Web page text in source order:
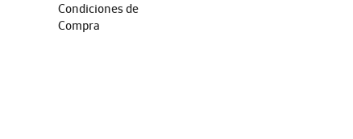
Condiciones de
Compra